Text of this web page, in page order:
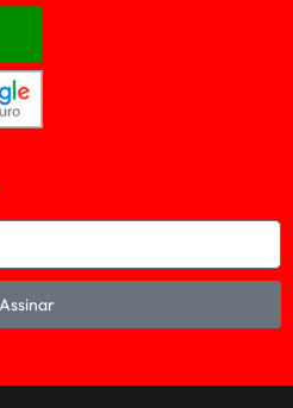
Assinar